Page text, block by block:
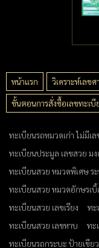
หน้าแรก วิเคราะห์เลข
ขั้นตอนการสั่งซื้อเลขทะเบี
ทะเบียนรถหมวดเก่า ไม่มีเ
ทะเบียนประมูล เลขสวย ม
ทะเบียนสวย หมวดพิเศษ ร
ทะเบียนสวย หมวดอักษรเบิ้
ทะเบียนสวย เลขเรียง
ทะ
ทะเบียนสวย เลขหาบ
ทะ
ทะเบียนรถกระบะ ป้ายเขียว